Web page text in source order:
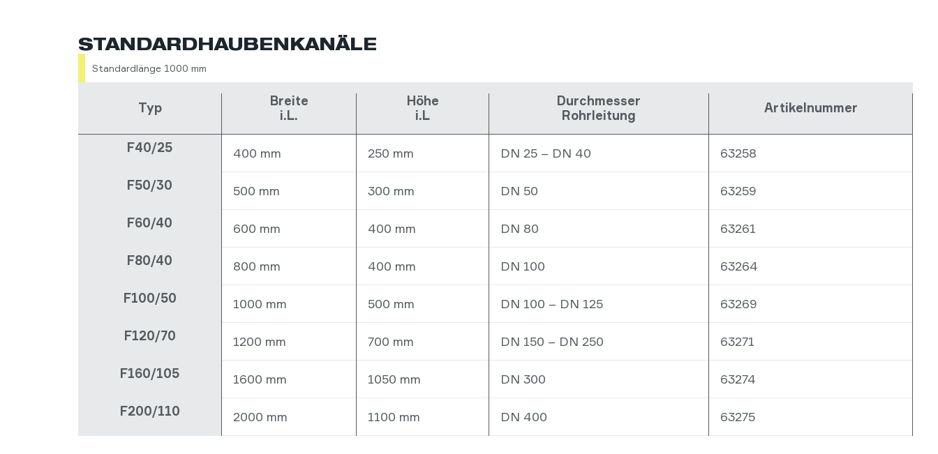
STANDARDHAUBENKANÄLE
Standardlänge 1000 mm
Typ
Breite
i.L.
Höhe
i.L
Durchmesser
Rohrleitung
Artikelnummer
F40/25 400 mm 250 mm DN 25 – DN 40 63258
F50/30 500 mm 300 mm DN 50 63259
F60/40 600 mm 400 mm DN 80 63261
F80/40 800 mm 400 mm DN 100 63264
F100/50 1000 mm 500 mm DN 100 – DN 125 63269
F120/70 1200 mm 700 mm DN 150 – DN 250 63271
F160/105 1600 mm 1050 mm DN 300 63274
F200/110 2000 mm 1100 mm DN 400 63275